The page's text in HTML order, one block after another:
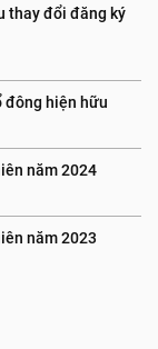
thay đổi đăng ký
đông hiện hữu
năm 2024
năm 2023